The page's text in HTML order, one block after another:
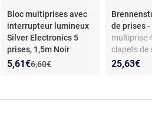
Bloc multiprises avec
interrupteur lumineux
Silver Electronics 5
prises, 1,5m Noir
Ancien prix :
6,60€
Nouveau prix :
5,61€
Réduction de :
de prises
multiprise
clapets de
Protection
25,63€